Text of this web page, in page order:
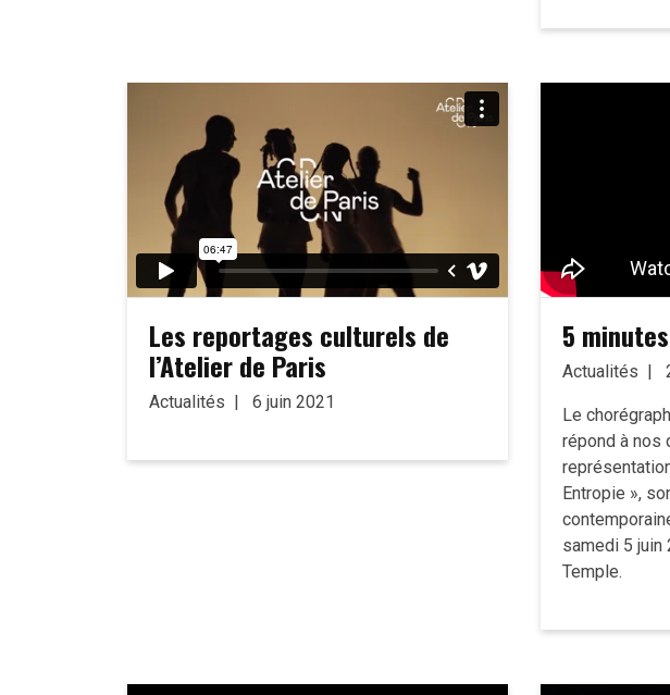
Les reportages culturels de
l’Atelier de Paris
Actualités 6 juin 2021
5
Actualités
Le
répond à nos
Entropie »,
samedi 5 juin
Temple.